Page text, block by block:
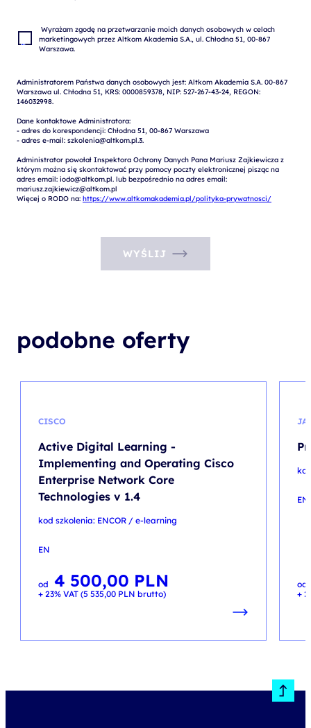
marketingowych przez Altkom Akademia S.A., ul. Chłodna 51, 00-867
Administratorem Państwa danych osobowych jest: Altkom Akademia S.A. 00-867
Warszawa ul. Chłodna 51, KRS: 0000859378, NIP: 527-267-43-24, REGON:
146032998.
Dane kontaktowe Administratora:
- adres do korespondencji: Chłodna 51, 00-867 Warszawa
- adres e-mail: szkolenia@altkom.pl.3.
Administrator powołał Inspektora Ochrony Danych Pana Mariusz Zajkiewicza z
którym można się skontaktować przy pomocy poczty elektronicznej pisząc na
adres email: iodo@altkom.pl. lub bezpośrednio na adres email:
mariusz.zajkiewicz@altkom.pl
Więcej o RODO na: https://www.altkomakademia.pl/polityka-prywatnosci/
WYŚLIJ
podobne oferty
CISCO
Active Digital Learning -
Implementing and Operating Cisco
Enterprise Network Core
Technologies v 1.4
kod szkolenia: ENCOR / e-learning
EN
od 4 500,00 PLN
+ 23% VAT (5 535,00 PLN brutto)
EN
od
+